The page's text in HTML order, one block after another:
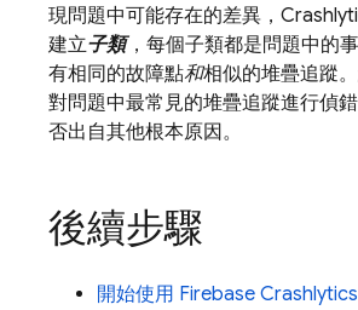
現問題中可能存在的差異，
建立子類，每個子類都是問題中的
有相同的故障點和相似的堆疊追蹤
對問題中最常見的堆疊追蹤進行偵
否出自其他根本原因。
後續步驟
開始使用 Firebase Crashlytics